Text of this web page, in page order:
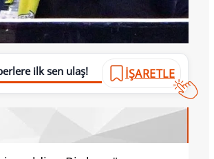
ilk sen ulaş! İŞARETLE